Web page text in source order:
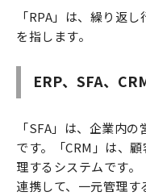
「RPA」は、繰り返
を指します。
ERP、SFA、
「SFA」は、企業内
です。「CRM」は、
理するシステムです。
連携して、一元管理す